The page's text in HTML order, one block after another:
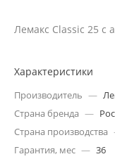
Лемакс Classic 25 с
Характеристики
Производитель —
Страна бренда —
Страна производства
Гарантия, мес — 36